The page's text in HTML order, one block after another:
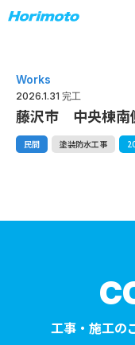
Works
2026.1.31 完工
藤沢市 中央棟
民間 塗装防水工事
工事・施工の